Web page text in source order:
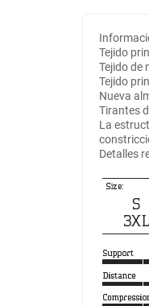
Tejido
Tejido de
Tejido
Nueva
Tirantes
La
Detalles